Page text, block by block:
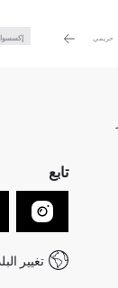
حريمي
تابع
تغيير